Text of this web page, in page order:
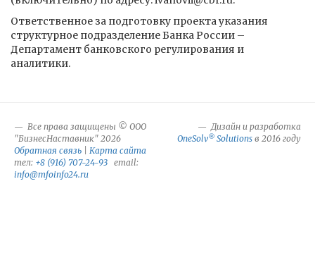
Ответственное за подготовку проекта указания
структурное подразделение Банка России –
Департамент банковского регулирования и
аналитики.
Все права защищены © ООО
"БизнесНаставник" 2026
Обратная связь
Карта сайта
тел: +8 (916) 707-24-93 email:
info@mfoinfo24.ru
Дизайн и разработка
OneSolv® Solutions в 2016 году